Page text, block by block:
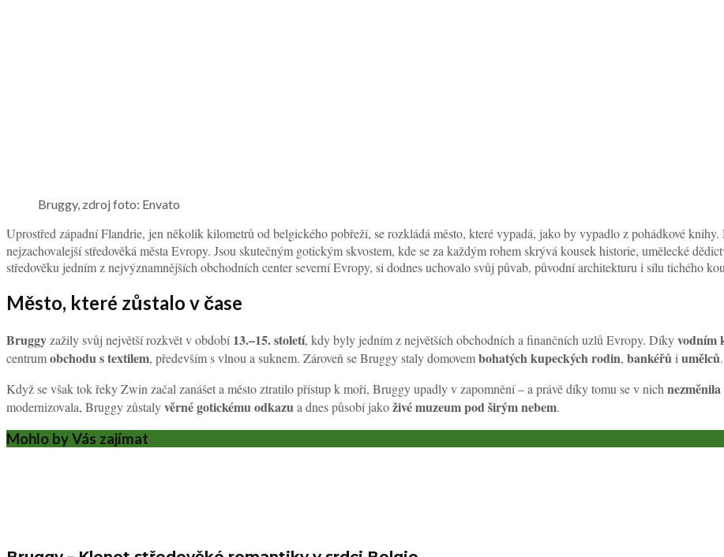
Bruggy, zdroj foto: Envato
Uprostřed západní Flandrie, jen několik kilometrů od belgického pobřeží, se rozkládá město, které vypadá, jako by vypadlo z pohádkové knihy.
nejzachovalejší středověká města Evropy. Jsou skutečným gotickým skvostem, kde se za každým rohem skrývá kousek historie, umělecké
středověku jedním z nejvýznamnějších obchodních center severní Evropy, si dodnes uchovalo svůj půvab, původní architekturu i sílu tichého
Město, které zůstalo v čase
Bruggy zažily svůj největší rozkvět v období13.–15. století, kdy byly jedním z největších obchodních a finančních uzlů Evropy. Díkyvodním
centrumobchodu s textilem, především s vlnou a suknem. Zároveň se Bruggy staly domovembohatých kupeckých rodin, bankéřůi umělců.
Když se však tok řeky Zwin začal zanášet a město ztratilo přístup k moři, Bruggy upadly v zapomnění – a právě díky tomu se v nich
modernizovala, Bruggy zůstalyvěrné gotickému odkazua dnes působí jakoživé muzeum pod širým nebem.
Mohlo by Vás zajímat